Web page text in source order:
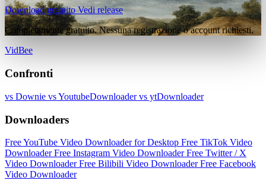
Download gratuitoVedi release
Completamente gratuito. Nessuna registrazione o account richiesti.
VidBee
Confronti
vs Downie vs YoutubeDownloadervs ytDownloader
Downloaders
Free YouTube Video Downloader for Desktop Free TikTok Video
DownloaderFree Instagram Video DownloaderFree Twitter / X
Video DownloaderFree Bilibili Video DownloaderFree Facebook
Video Downloader